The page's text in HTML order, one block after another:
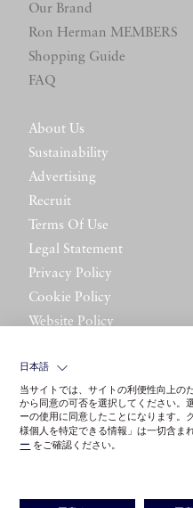
Our Brand
Ron Herman MEMBERS
Shopping Guide
FAQ
About Us
Sustainability
Advertising
Recruit
Terms Of Use
Legal Statement
Privacy Policy
Cookie Policy
Website Policy
日本語
当サイトでは、サイトの利便性向上の
から同意の可否を選択してください。
ーの使用に同意したことになります。
様個人を特定できる情報」は一切含ま
ー をご確認ください。